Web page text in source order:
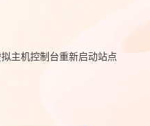
主机控制台重新启动站点